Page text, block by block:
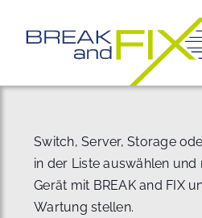
springen
Switch, Server, Storage
in der Liste auswählen und
Gerät mit BREAK and FIX
Wartung stellen.